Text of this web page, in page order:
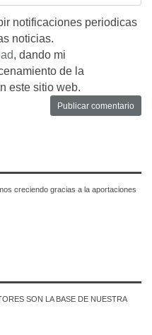
notificaciones periodicas
noticias.
, dando mi
de la
este sitio web.
creciendo gracias a la aportaciones
SON LA BASE DE NUESTRA